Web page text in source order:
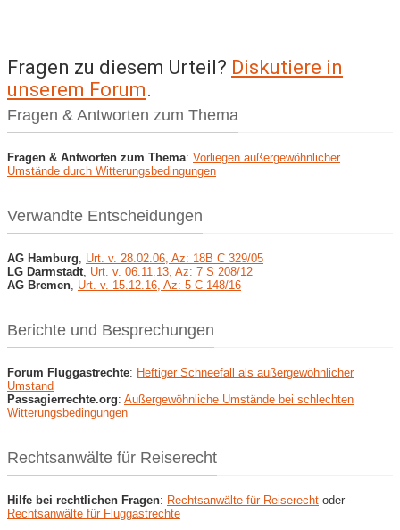
Fragen zu diesem Urteil? Diskutiere in
unserem Forum.
Fragen & Antworten zum Thema
Fragen & Antworten zum Thema: Vorliegen außergewöhnlicher
Umstände durch Witterungsbedingungen
Verwandte Entscheidungen
AG Hamburg
Urt. v. 28.02.06, Az: 18B C 329/05
LG Darmstadt Urt. v. 06.11.13, Az: 7 S 208/12
AG Bremen Urt. v. 15.12.16, Az: 5 C 148/16
Berichte und Besprechungen
Forum Fluggastrechte: Heftiger Schneefall als außergewöhnlicher
Umstand
Passagierrechte.org: Außergewöhnliche Umstände bei schlechten
Witterungsbedingungen
Rechtsanwälte für Reiserecht
Hilfe bei rechtlichen Fragen: Rechtsanwälte für Reiserecht oder
Rechtsanwälte für Fluggastrechte